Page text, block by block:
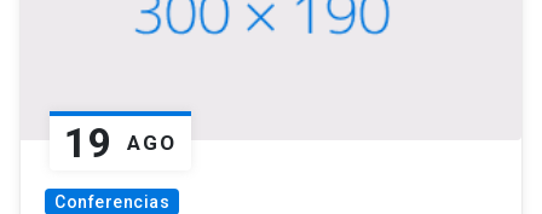
19 AGO
Conferencias